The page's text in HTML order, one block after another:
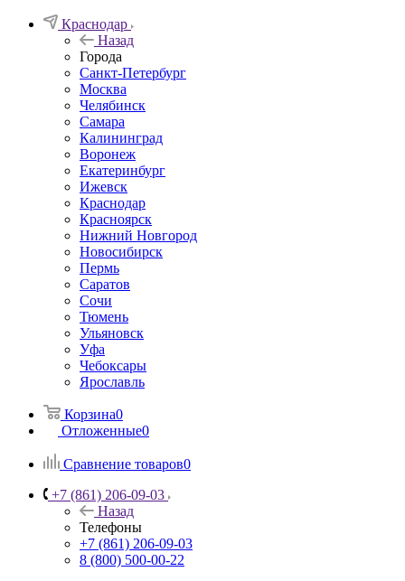
Краснодар
Назад
Города
Санкт-Петербург
Москва
Челябинск
Самара
Калининград
Воронеж
Екатеринбург
Ижевск
Краснодар
Красноярск
Нижний Новгород
Новосибирск
Пермь
Саратов
Сочи
Тюмень
Ульяновск
Уфа
Чебоксары
Ярославль
Корзина0
Отложенные0
Сравнение товаров0
+7 (861) 206-09-03
Назад
Телефоны
+7 (861) 206-09-03
8 (800) 500-00-22